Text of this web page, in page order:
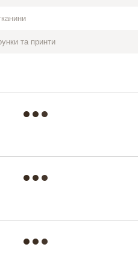
та принти